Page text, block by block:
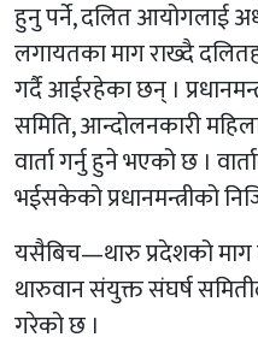
हुनु पर्ने, दलित आयोगलाई
लगायतका माग राख्दै
गर्दै आईरहेका छन् ।
समिति, आन्दोलनकारी
वार्ता गर्नु हुने भएको छ ।
भईसकेको प्रधानमन्त्रीको
यसैबिच—थारु प्रदेशको
थारुवान संयुक्त संघर्ष
गरेको छ ।